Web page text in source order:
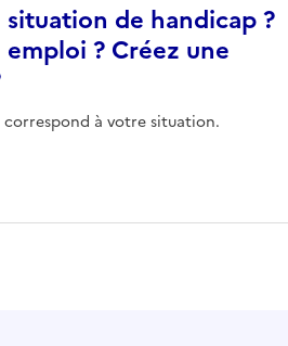
situation de handicap ?
? Créez une
correspond à votre situation.